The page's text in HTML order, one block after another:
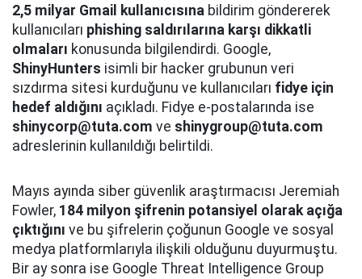
2,5 milyar Gmail kullanıcısına bildirim göndererek
kullanıcıları phishing saldırılarına karşı dikkatli
olmaları konusunda bilgilendirdi. Google,
ShinyHunters isimli bir hacker grubunun veri
sızdırma sitesi kurduğunu ve kullanıcıları fidye için
hedef aldığını açıkladı. Fidye e-postalarında ise
shinycorp@tuta.com ve shinygroup@tuta.com
adreslerinin kullanıldığı belirtildi.
Mayıs ayında siber güvenlik araştırmacısı Jeremiah
Fowler, 184 milyon şifrenin potansiyel olarak açığa
çıktığını ve bu şifrelerin çoğunun Google ve sosyal
medya platformlarıyla ilişkili olduğunu duyurmuştu.
Bir ay sonra ise Google Threat Intelligence Group